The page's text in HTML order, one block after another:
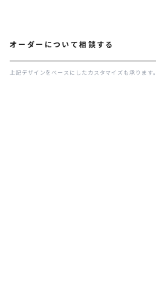
オーダーについて相談する
上記デザインをベースにしたカスタマイズも承ります。